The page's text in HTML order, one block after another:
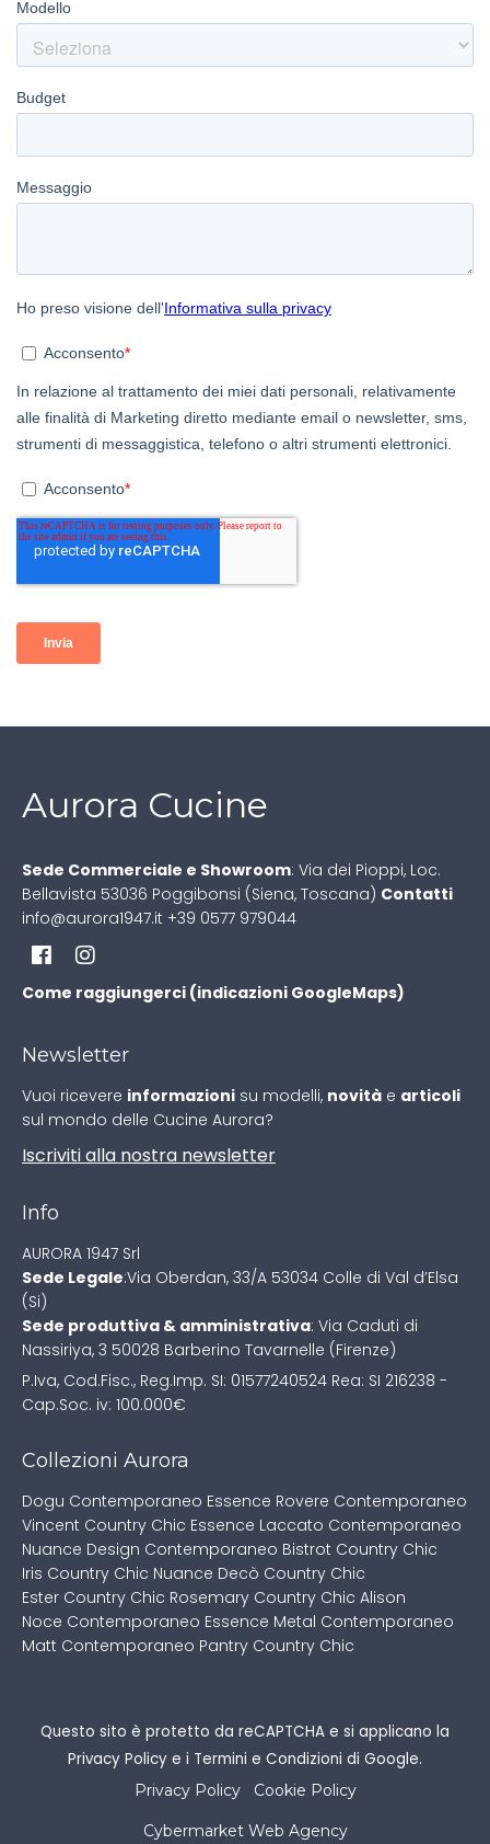
Aurora Cucine
Sede Commerciale e Showroom: Via dei Pioppi, Loc.
Bellavista 53036 Poggibonsi (Siena, Toscana) Contatti
info@aurora1947.it +39 0577 979044
Come raggiungerci (indicazioni GoogleMaps)
Newsletter
Vuoi ricevere informazioni su modelli, novità e articoli
sul mondo delle Cucine Aurora?
Iscriviti alla nostra newsletter
Info
AURORA 1947 Srl
Sede Legale:Via Oberdan, 33/A 53034 Colle di Val d’Elsa
(Si)
Sede produttiva & amministrativa: Via Caduti di
Nassiriya, 3 50028 Barberino Tavarnelle (Firenze)
P.Iva, Cod.Fisc., Reg.Imp. SI: 01577240524 Rea: SI 216238 -
Cap.Soc. iv: 100.000€
Collezioni Aurora
Dogu Contemporaneo Essence Rovere Contemporaneo
Vincent Country Chic Essence Laccato Contemporaneo
Nuance Design Contemporaneo Bistrot Country Chic
Iris Country Chic Nuance Decò Country Chic
Ester Country Chic Rosemary Country Chic Alison
Noce Contemporaneo Essence Metal Contemporaneo
Matt Contemporaneo Pantry Country Chic
Questo sito è protetto da reCAPTCHA e si applicano la
Privacy Policy e i Termini e Condizioni di Google.
Privacy Policy Cookie Policy
Cybermarket Web Agency